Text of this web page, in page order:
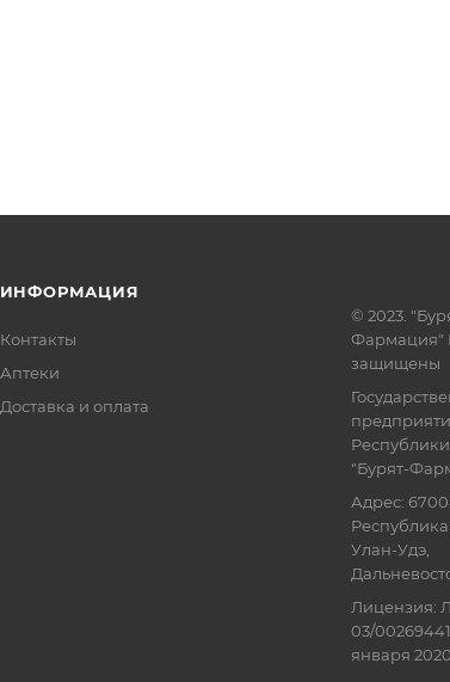
ИНФОРМАЦИЯ
Контакты
Аптеки
Доставка и оплата
© 2023.
Фармация"
защищены
"Бурят-
Адрес:
Республика
Улан-Удэ,
Лицензия:
03/
января